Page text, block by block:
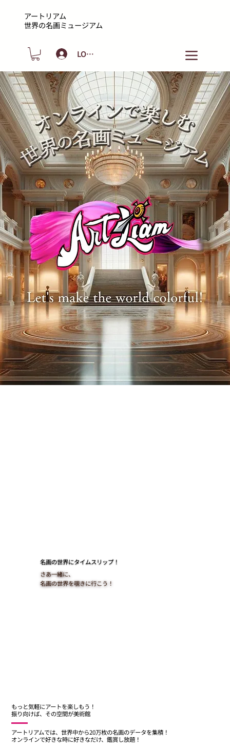
アートリアム
​世界の名画ミュージアム
LOGIN
もっと気軽にアートを楽しもう！
振り向けば、その空間が美術館
アートリアムでは、世界中から20万枚の名画のデータを集積！
​オンラインで好きな時に好きなだけ、鑑賞し放題！
​名画の世界にタイムスリップ！
さあ一緒に、
名画の世界を覗きに行こう！​